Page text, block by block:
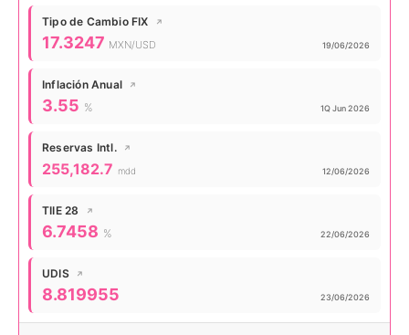
Tipo de Cambio FIX ↗
Valor actual:
17.3247 MXN/USD Actualizado:
19/06/2026
Inflación Anual ↗
Valor actual:
3.55 % Actualizado:
1Q Jun 2026
Reservas Intl. ↗
Valor actual:
255,182.7 mdd Actualizado:
12/06/2026
TIIE 28 ↗
Valor actual:
6.7458 % Actualizado:
22/06/2026
UDIS ↗
Valor actual:
8.819955 Actualizado:
23/06/2026